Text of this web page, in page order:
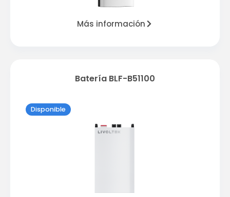
Más información
Batería BLF-B51100
Disponible